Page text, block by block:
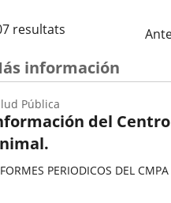
resultats
información
del
PERIODICOS DEL CMPA
Pública